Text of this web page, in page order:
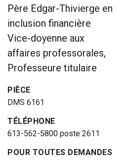
Père Edgar-Thivierge en
inclusion financière
Vice-doyenne aux
affaires professorales,
Professeure titulaire
PIÈCE
DMS 6161
TÉLÉPHONE
613-562-5800 poste 2611
POUR TOUTES DEMANDES